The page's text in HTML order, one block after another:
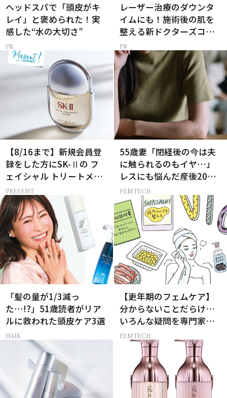
ヘッドスパで「頭皮がキ
レイ」と褒められた！実
感した“水の大切さ”
レーザー治療のダウンタ
イムにも！施術後の肌を
整える新ドクターズコス
メ
【8/16まで】新規会員登
録をした方にSK-Ⅱの フ
ェイシャル トリートメン
ト セラムをプレゼント！
PRESENT
55歳妻「閉経後の今は夫
に触られるのもイヤ…」
レスにも悩んだ産後20年
の葛藤
FEMTECH
「髪の量が1/3減っ
た…!?」51歳読者がリア
ルに救われた頭皮ケア3選
HAIR
【更年期のフェムケア】
分からないことだらけ…
いろんな疑問を専門家に
聞いてみた
FEMTECH